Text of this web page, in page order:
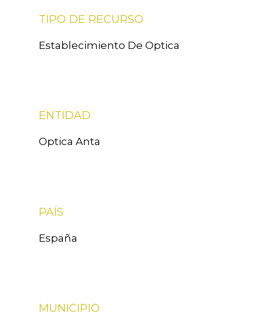
TIPO DE RECURSO
Establecimiento De Optica
ENTIDAD
Optica Anta
PAÍS
España
MUNICIPIO